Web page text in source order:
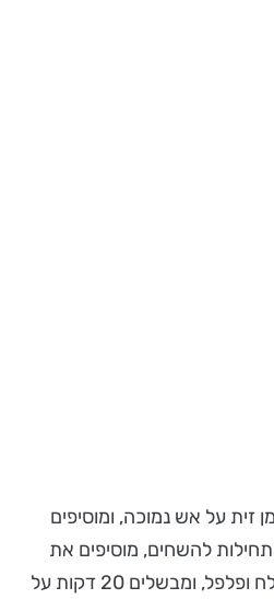
זית על אש נמוכה, ומוסיפים
להשחים, מוסיפים את
החומץ בלסמי, יין, סוכר מלח ופלפל, ומבשלים 20 דקות על